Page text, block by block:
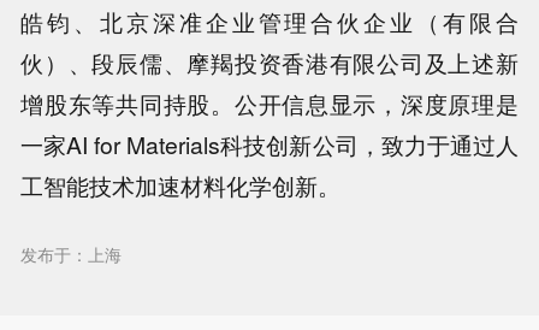
皓钧、北京深准企业管理合伙企业（有限合
伙）、段辰儒、摩羯投资香港有限公司及上述新
增股东等共同持股。公开信息显示，深度原理是
一家AI for Materials科技创新公司，致力于通过人
工智能技术加速材料化学创新。
发布于：上海